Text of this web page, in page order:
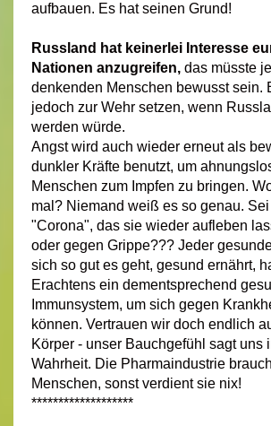
aufbauen. Es hat seinen Grund!
Russland hat keinerlei Interesse
Nationen anzugreifen, das müsste
denkenden Menschen bewusst sein.
jedoch zur Wehr setzen, wenn
werden würde.
Angst wird auch wieder erneut als
dunkler Kräfte benutzt, um
Menschen zum Impfen zu bringen.
mal? Niemand weiß es so genau.
"Corona", das sie wieder aufleben
oder gegen Grippe??? Jeder
sich so gut es geht, gesund ernährt,
Erachtens ein dementsprechend
Immunsystem, um sich gegen
können. Vertrauen wir doch endlich
Körper - unser Bauchgefühl sagt uns
Wahrheit. Die Pharmaindustrie
Menschen, sonst verdient sie nix!
*******************